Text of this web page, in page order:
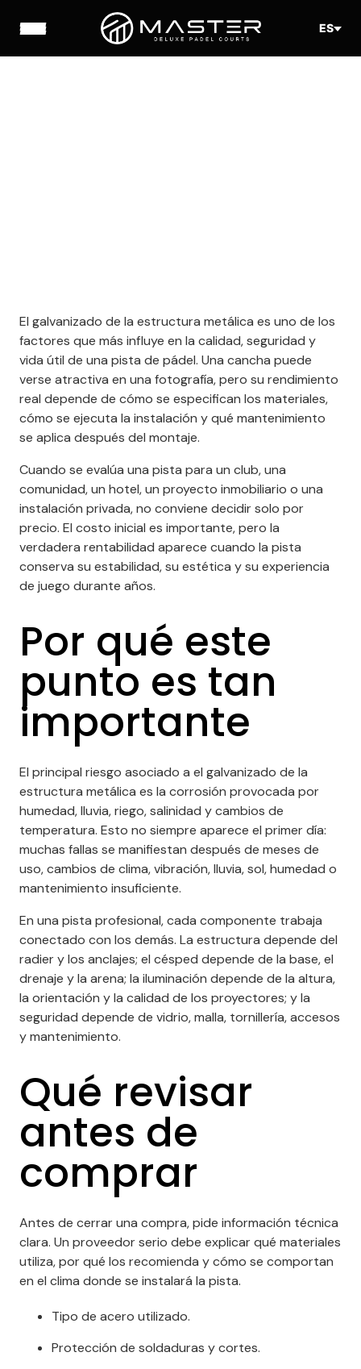
El galvanizado de la estructura metálica es uno de los
factores que más influye en la calidad, seguridad y
vida útil de una pista de pádel. Una cancha puede
verse atractiva en una fotografía, pero su rendimiento
real depende de cómo se especifican los materiales,
cómo se ejecuta la instalación y qué mantenimiento
se aplica después del montaje.
Cuando se evalúa una pista para un club, una
comunidad, un hotel, un proyecto inmobiliario o una
instalación privada, no conviene decidir solo por
precio. El costo inicial es importante, pero la
verdadera rentabilidad aparece cuando la pista
conserva su estabilidad, su estética y su experiencia
de juego durante años.
Por qué este
punto es tan
importante
El principal riesgo asociado a el galvanizado de la
estructura metálica es la corrosión provocada por
humedad, lluvia, riego, salinidad y cambios de
temperatura. Esto no siempre aparece el primer día:
muchas fallas se manifiestan después de meses de
uso, cambios de clima, vibración, lluvia, sol, humedad o
mantenimiento insuficiente.
En una pista profesional, cada componente trabaja
conectado con los demás. La estructura depende del
radier y los anclajes; el césped depende de la base, el
drenaje y la arena; la iluminación depende de la altura,
la orientación y la calidad de los proyectores; y la
seguridad depende de vidrio, malla, tornillería, accesos
y mantenimiento.
Qué revisar
antes de
comprar
Antes de cerrar una compra, pide información técnica
clara. Un proveedor serio debe explicar qué materiales
utiliza, por qué los recomienda y cómo se comportan
en el clima donde se instalará la pista.
Tipo de acero utilizado.
Protección de soldaduras y cortes.
ES